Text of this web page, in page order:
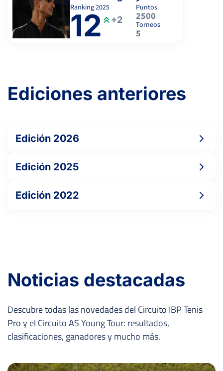
Ranking2025
12 +2
Puntos
2500
Torneos
5
Ediciones anteriores
Edición 2026
Edición 2025
Edición 2022
Noticias destacadas
Descubre todas las novedades del Circuito IBP Tenis
Pro y el Circuito AS Young Tour: resultados,
clasificaciones, ganadores y mucho más.